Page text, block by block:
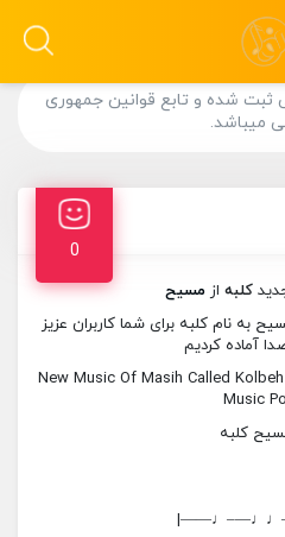
ثبت شده و تابع قوانین جمهوری
میباشد.
0
کلبه از مسیح
به نام کلبه برای شما کاربران عزیز
آماده کردیم
New Music Of Masih Called
Music